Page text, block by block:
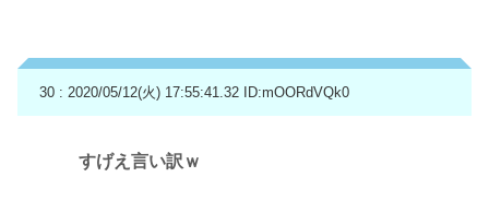
30 : 2020/05/12(火) 17:55:41.32 ID:mOORdVQk0
すげえ言い訳ｗ